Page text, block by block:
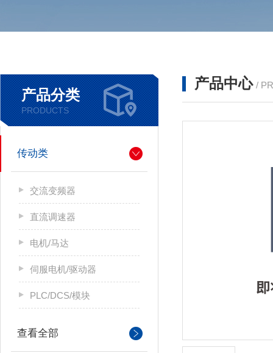
产品分类
PRODUCTS
传动类
交流变频器
直流调速器
电机/马达
伺服电机/驱动器
PLC/DCS/模块
查看全部
产品中心 /